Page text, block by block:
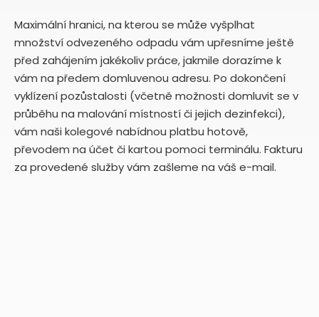
Maximální hranici, na kterou se může vyšplhat
množství odvezeného odpadu vám upřesníme ještě
před zahájením jakékoliv práce, jakmile dorazíme k
vám na předem domluvenou adresu. Po dokončení
vyklízení pozůstalosti (včetně možnosti domluvit se v
průběhu na malování místností či jejich dezinfekci),
vám naši kolegové nabídnou platbu hotově,
převodem na účet či kartou pomoci terminálu. Fakturu
za provedené služby vám zašleme na váš e-mail.